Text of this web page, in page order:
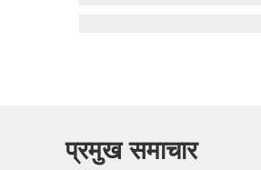
प्रमुख समाचार